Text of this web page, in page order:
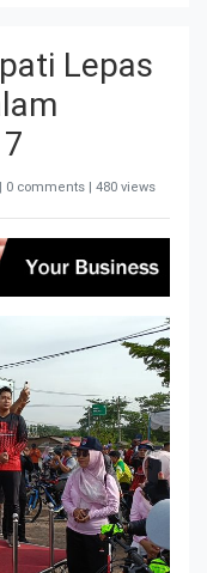
Lepas
| 0 comments | 480 views